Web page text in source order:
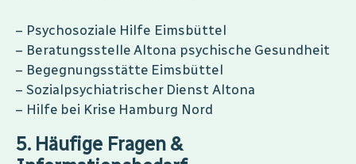
Psychosoziale Hilfe Eimsbüttel
Beratungsstelle Altona psychische Gesundheit
Begegnungsstätte Eimsbüttel
Sozialpsychiatrischer Dienst Altona
Hilfe bei Krise Hamburg Nord
5. Häufige Fragen &